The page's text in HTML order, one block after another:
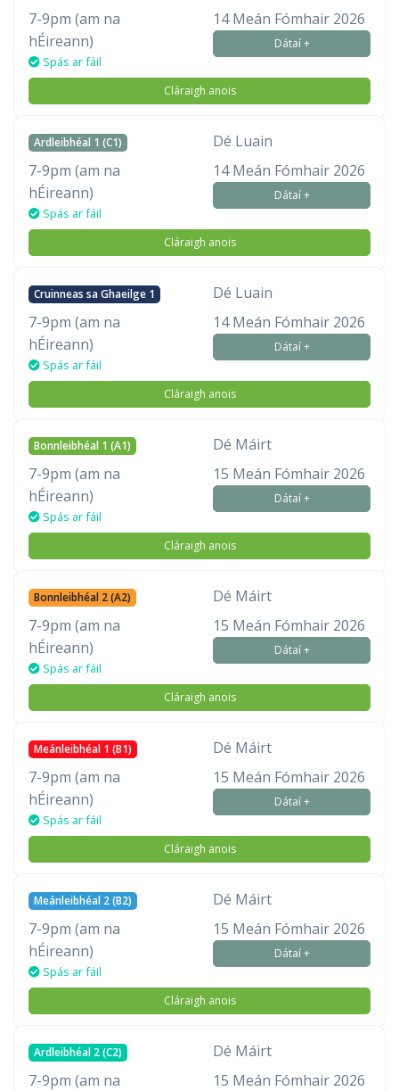
7-9pm (am na
hÉireann)
Spás ar fáil
14 Meán Fómhair 2026
Dátaí +
Cláraigh anois
Ardleibhéal 1 (C1)
Dé Luain
7-9pm (am na
hÉireann)
Spás ar fáil
14 Meán Fómhair 2026
Dátaí +
Cláraigh anois
Cruinneas sa Ghaeilge 1
Dé Luain
7-9pm (am na
hÉireann)
Spás ar fáil
14 Meán Fómhair 2026
Dátaí +
Cláraigh anois
Bonnleibhéal 1 (A1)
Dé Máirt
7-9pm (am na
hÉireann)
Spás ar fáil
15 Meán Fómhair 2026
Dátaí +
Cláraigh anois
Bonnleibhéal 2 (A2)
Dé Máirt
7-9pm (am na
hÉireann)
Spás ar fáil
15 Meán Fómhair 2026
Dátaí +
Cláraigh anois
Meánleibhéal 1 (B1)
Dé Máirt
7-9pm (am na
hÉireann)
Spás ar fáil
15 Meán Fómhair 2026
Dátaí +
Cláraigh anois
Meánleibhéal 2 (B2)
Dé Máirt
7-9pm (am na
hÉireann)
Spás ar fáil
15 Meán Fómhair 2026
Dátaí +
Cláraigh anois
Ardleibhéal 2 (C2)
Dé Máirt
7-9pm (am na
15 Meán Fómhair 2026